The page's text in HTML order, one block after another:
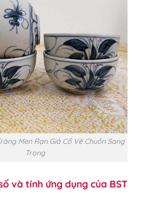
Men Rạn Giả Cổ Vẽ Chuồn Sang
Trọng
và tính ứng dụng của BST